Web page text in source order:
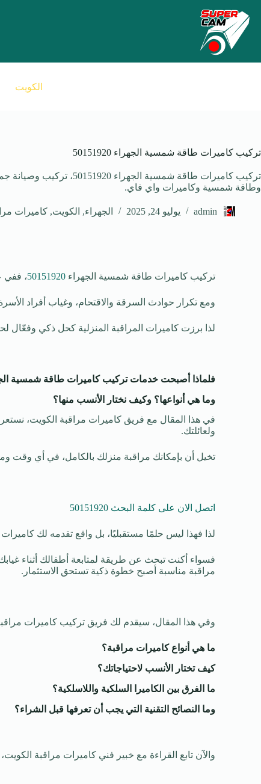
الكويت
تركيب كاميرات طاقة شمسية الجهراء 50151920
تركيب كاميرات طاقة شمسية
وطاقة شمسية وكاميرات واي فاي.
admin يوليو 24, 2025 الجهراء, الكويت, كاميرات
تركيب كاميرات طاقة شمسية الجهراء50151920، ففي
ومع تكرار حوادث السرقة والاقتحام، وغياب أفراد
لذا برزت كاميرات المراقبة المنزلية كحل ذكي وفعّال
فلماذا أصبحت خدمات تركيب كاميرات طاقة شمسية
وما هي أنواعها؟ وكيف نختار الأنسب منها؟
في هذا المقال مع فريق كاميرات مراقبة الكويت،
ولعائلتك.
تخيل أن بإمكانك مراقبة منزلك بالكامل، في أي
اتصل الان على كلمة البحث 50151920
لذا فهذا ليس حلمًا مستقبليًا، بل واقع تقدمه لك
فسواء أكنت تبحث عن طريقة لمتابعة أطفالك أثناء
مراقبة مناسبة أصبح خطوة ذكية تستحق الاستثمار.
وفي هذا المقال، سيقدم لك فريق تركيب كاميرات
ما هي أنواع كاميرات مراقبة؟
كيف تختار الأنسب لاحتياجاتك؟
ما الفرق بين الكاميرا السلكية واللاسلكية؟
وما النصائح التقنية التي يجب أن تعرفها قبل الشراء؟
والآن تابع القراءة مع خبير فني كاميرات مراقبة